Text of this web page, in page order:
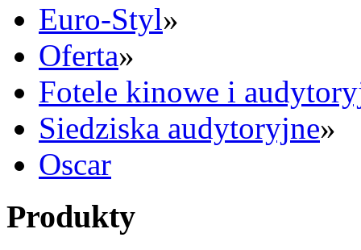
Euro-Styl»
Oferta»
Fotele kinowe i
Siedziska audytoryjne»
Oscar
Produkty